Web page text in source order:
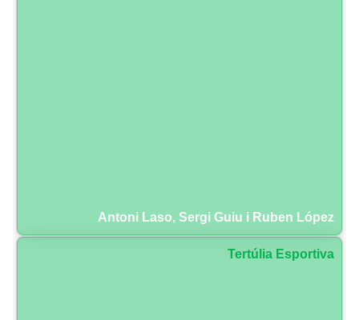
Antoni Laso, Sergi Guiu i Ruben López
Tertúlia Esportiva